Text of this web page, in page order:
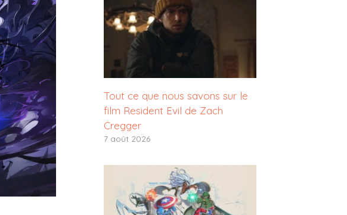
Tout ce que nous savons sur le
film Resident Evil de Zach
Cregger
7 août 2026